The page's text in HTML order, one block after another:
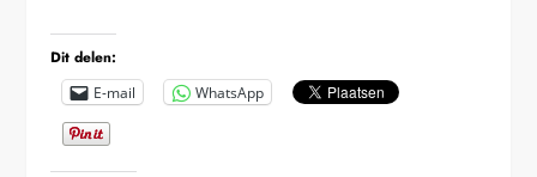
Dit delen:
E-mail WhatsApp